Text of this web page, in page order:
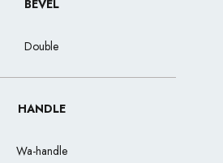
BEVEL
Double
HANDLE
Wa-handle